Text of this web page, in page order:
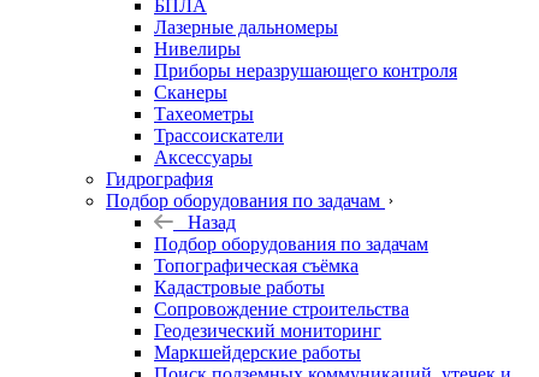
БПЛА
Лазерные дальномеры
Нивелиры
Приборы неразрушающего контроля
Сканеры
Тахеометры
Трассоискатели
Аксессуары
Гидрография
Подбор оборудования по задачам
Назад
Подбор оборудования по задачам
Топографическая съёмка
Кадастровые работы
Сопровождение строительства
Геодезический мониторинг
Маркшейдерские работы